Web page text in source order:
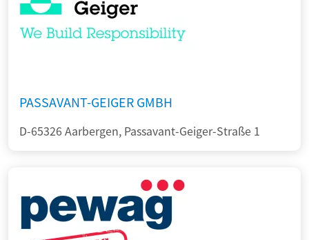
PASSAVANT-GEIGER GMBH
D-65326 Aarbergen, Passavant-Geiger-Straße 1